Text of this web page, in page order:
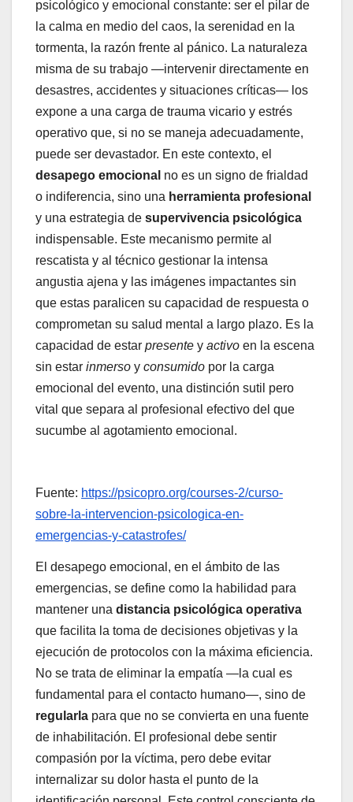
psicológico y emocional constante: ser el pilar de
la calma en medio del caos, la serenidad en la
tormenta, la razón frente al pánico. La naturaleza
misma de su trabajo —intervenir directamente en
desastres, accidentes y situaciones críticas— los
expone a una carga de trauma vicario y estrés
operativo que, si no se maneja adecuadamente,
puede ser devastador. En este contexto, el
desapego emocional no es un signo de frialdad
o indiferencia, sino una herramienta profesional
y una estrategia de supervivencia psicológica
indispensable. Este mecanismo permite al
rescatista y al técnico gestionar la intensa
angustia ajena y las imágenes impactantes sin
que estas paralicen su capacidad de respuesta o
comprometan su salud mental a largo plazo. Es la
capacidad de estar presente y activo en la escena
sin estar inmerso y consumido por la carga
emocional del evento, una distinción sutil pero
vital que separa al profesional efectivo del que
sucumbe al agotamiento emocional.
Fuente: https://psicopro.org/courses-2/curso-
sobre-la-intervencion-psicologica-en-
emergencias-y-catastrofes/
El desapego emocional, en el ámbito de las
emergencias, se define como la habilidad para
mantener una distancia psicológica operativa
que facilita la toma de decisiones objetivas y la
ejecución de protocolos con la máxima eficiencia.
No se trata de eliminar la empatía —la cual es
fundamental para el contacto humano—, sino de
regularla para que no se convierta en una fuente
de inhabilitación. El profesional debe sentir
compasión por la víctima, pero debe evitar
internalizar su dolor hasta el punto de la